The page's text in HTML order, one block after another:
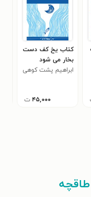
کتاب یخ کف دست
بخار می شود
ابراهیم پشت کوهی
۴۵,۰۰۰ ت
طاقچه